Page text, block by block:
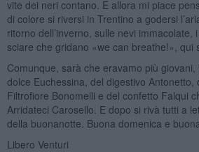
vite dei neri contano. E allora mi piace
di colore si riversi in Trentino a godersi
ritorno dell’inverno, sulle nevi immacolate,
sciare che gridano «we can breathe!», qui
Comunque, sarà che eravamo più
dolce Euchessina, del digestivo Antonetto,
Filtrofiore Bonomelli e del confetto Falqui
Arridateci Carosello. E dopo si rivà tutti a
della buonanotte. Buona domenica e
Libero Venturi